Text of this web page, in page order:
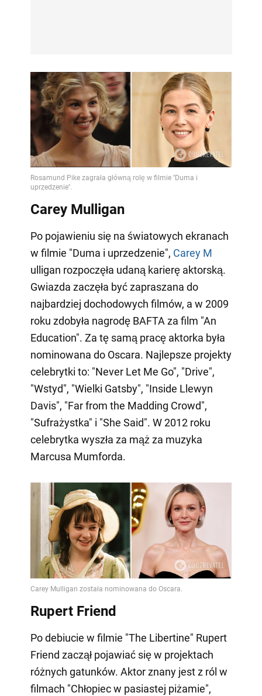
Carey Mulligan
Po pojawieniu się na światowych ekranach
w filmie "Duma i uprzedzenie", Carey M
ulligan rozpoczęła udaną karierę aktorską.
Gwiazda zaczęła być zapraszana do
najbardziej dochodowych filmów, a w 2009
roku zdobyła nagrodę BAFTA za film "An
Education". Za tę samą pracę aktorka była
nominowana do Oscara. Najlepsze projekty
celebrytki to: "Never Let Me Go", "Drive",
"Wstyd", "Wielki Gatsby", "Inside Llewyn
Davis", "Far from the Madding Crowd",
"Sufrażystka" i "She Said". W 2012 roku
celebrytka wyszła za mąż za muzyka
Marcusa Mumforda.
Rupert Friend
Po debiucie w filmie "The Libertine" Rupert
Friend zaczął pojawiać się w projektach
różnych gatunków. Aktor znany jest z ról w
filmach "Chłopiec w pasiastej piżamie",